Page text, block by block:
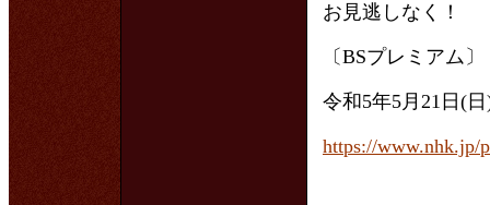
お見逃しなく！
〔BSプレミアム〕
令和5年5月21日(
https://www.nhk.jp/